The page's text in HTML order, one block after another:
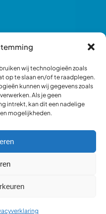
wij technologieën zoals
op te slaan en/of te raadplegen.
kunnen wij gegevens zoals
Als je geen
intrekt, kan dit een nadelige
mogelijkheden.